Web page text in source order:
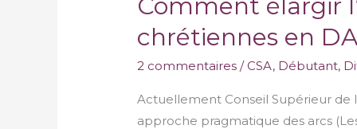
chrétiennes en
2 commentaires / CSA, Débutant,
Actuellement Conseil Supérieur de
approche pragmatique des arcs